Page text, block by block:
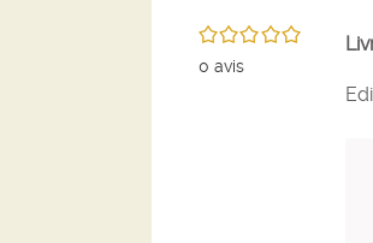
/5
0 avis